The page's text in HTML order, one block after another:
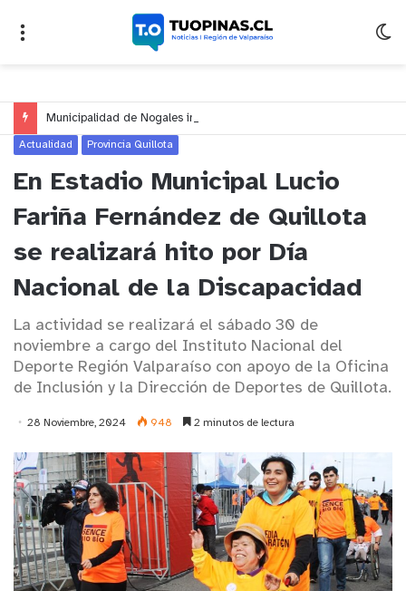
Actualidad Provincia Quillota
En Estadio Municipal Lucio
Fariña Fernández de Quillota
se realizará hito por Día
Nacional de la Discapacidad
La actividad se realizará el sábado 30 de
noviembre a cargo del Instituto Nacional del
Deporte Región Valparaíso con apoyo de la Oficina
de Inclusión y la Dirección de Deportes de Quillota.
28 Noviembre, 2024 948 2 minutos de lectura